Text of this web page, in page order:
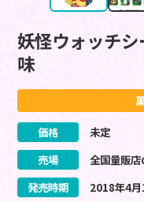
妖怪ウォッチ
味
価格
未定
売場
全国量販
発売時期
2018年4月